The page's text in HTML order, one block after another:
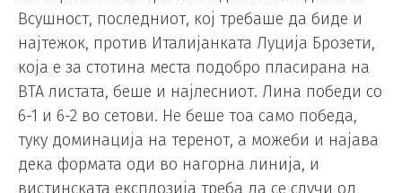
Всушност, последниот, кој требаше да биде и
најтежок, против Италијанката Луција Брозети,
која е за стотина места подобро пласирана на
ВТА листата, беше и најлесниот. Лина победи со
6-1 и 6-2 во сетови. Не беше тоа само победа,
туку доминација на теренот, а можеби и најава
дека формата оди во нагорна линија, и
вистинската експлозија треба да се случи од